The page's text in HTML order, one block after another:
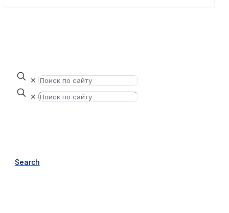
✕
✕
Search